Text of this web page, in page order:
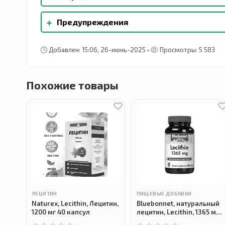
Желатин, глицерин, очищенная вода.
моллюсков, орехов, арахиса и пшеницы.
сахара.
+ Предупреждения
рекомендуемую дозу. Не использовать, если
Добавлен: 15:06, 26-июнь-2025 • Просмотры: 5 583
Похожие товары
ЛЕЦИТИН
Naturex, Lecithin, Лецитин,
1200 мг 40 капсул
ПИЩЕВЫЕ ДОБАВКИ
Bluebonnet, натуральный
лецитин, Lecithin, 1365 мг,